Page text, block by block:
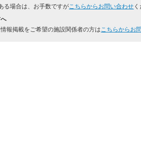
る場合は、お手数ですが こちらからお問い合わせ
報掲載をご希望の施設関係者の方は こちらからお